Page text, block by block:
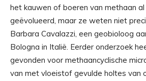
het kauwen of boeren van methaan al
geëvolueerd, maar ze weten niet
Barbara Cavalazzi, een geobioloog
Bologna in Italië. Eerder onderzoek
gevonden voor methaancyclische
van met vloeistof gevulde holtes van